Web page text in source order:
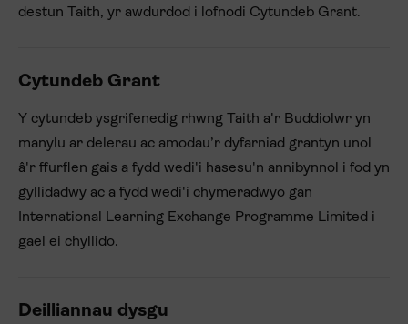
destun Taith, yr awdurdod i lofnodi Cytundeb Grant.
Cytundeb Grant
Y cytundeb ysgrifenedig rhwng Taith a'r Buddiolwr yn
manylu ar delerau ac amodau’r dyfarniad grantyn unol
â'r ffurflen gais a fydd wedi'i hasesu'n annibynnol i fod yn
gyllidadwy ac a fydd wedi'i chymeradwyo gan
International Learning Exchange Programme Limited i
gael ei chyllido.
Deilliannau dysgu